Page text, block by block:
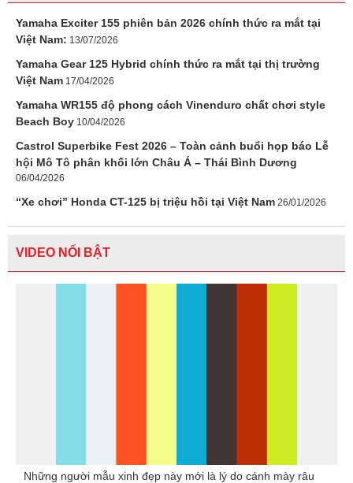
Yamaha Exciter 155 phiên bản 2026 chính thức ra mắt tại
Việt Nam: 13/07/2026
Yamaha Gear 125 Hybrid chính thức ra mắt tại thị trường
Việt Nam 17/04/2026
Yamaha WR155 độ phong cách Vinenduro chất chơi style
Beach Boy 10/04/2026
Castrol Superbike Fest 2026 – Toàn cảnh buổi họp báo Lễ
hội Mô Tô phân khối lớn Châu Á – Thái Bình Dương
06/04/2026
“Xe chơi” Honda CT-125 bị triệu hồi tại Việt Nam 26/01/2026
VIDEO NỔI BẬT
Những người mẫu xinh đẹp này mới là lý do cánh mày râu